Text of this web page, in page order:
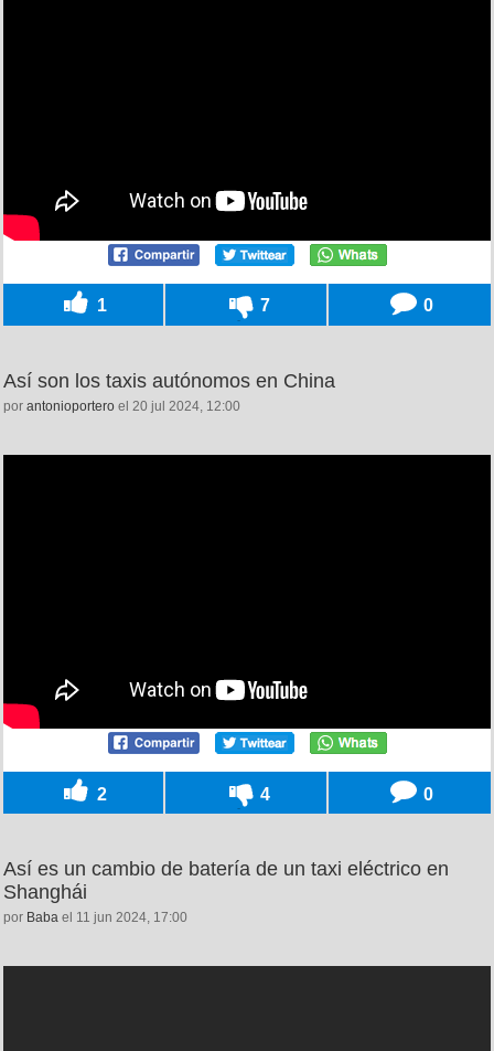
1 7 0
Así son los taxis autónomos en China
por antonioportero el 20 jul 2024, 12:00
2 4 0
Así es un cambio de batería de un taxi eléctrico en
Shanghái
por Baba el 11 jun 2024, 17:00